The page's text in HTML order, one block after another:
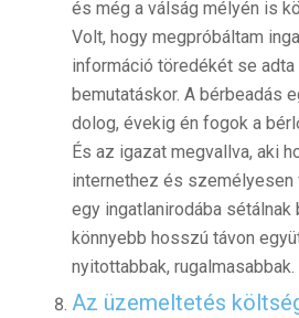
és még a válság mélyén is
Volt, hogy megpróbáltam
információ töredékét se adta
bemutatáskor. A bérbeadás
dolog, évekig én fogok a
És az igazat megvallva, aki
internethez és
egy ingatlanirodába sétálnak
könnyebb hosszú távon
nyitottabbak, rugalmasabbak.
Az üzemeltetés